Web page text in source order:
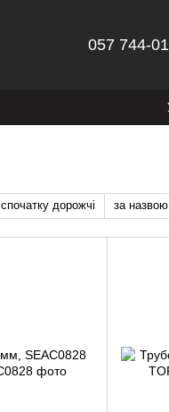
057 744-
спочатку дорожчі за назвою